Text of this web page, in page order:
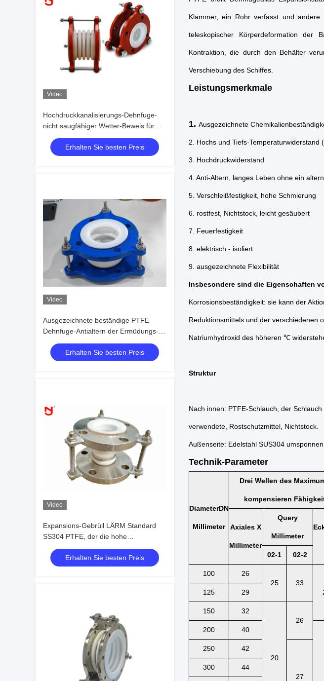
Video
Hochdruckkanalisierungs-Dehnfuge-
nicht saugfähiger Wetter-Beweis für
Erdölindustrie
Erhalten Sie besten Preis
Video
Ausgezeichnete beständige PTFE
Dehnfuge-Antialtern der Ermüdungs-
mit CER Zertifikat
Erhalten Sie besten Preis
Video
Expansions-Gebrüll LÄRM Standard
SS304 PTFE, der die hohe
Gummischmierung feuerbeständig
zeichnetErhalten Sie besten Preis
Klammer, ein Rohr verfasst und andere
teleskopischer Körperdeformation der
Kontraktion, die durch den Behälter
Verschiebung des Schiffes.
Leistungsmerkmale
1. Ausgezeichnete
2. Hochs und Tiefs-Temperaturwiderstand
3. Hochdruckwiderstand
4. Anti-Altern, langes Leben ohne ein
5. Verschleißfestigkeit, hohe Schmierung
6. rostfest, Nichtstock, leicht gesäubert
7. Feuerfestigkeit
8. elektrisch - isoliert
9. ausgezeichnete Flexibilität
Insbesondere sind die Eigenschaften
Korrosionsbeständigkeit: sie kann der
Reduktionsmittels und der verschiedenen
Natriumhydroxid des höheren ℃
Struktur
Nach innen: PTFE-Schlauch, der
verwendete, Rostschutzmittel, Nichtstock.
Außenseite: Edelstahl SUS304
Technik-Parameter
DiameterDN
Millimeter
Drei Wellen des
kompensieren
Axiales X
Millimeter
Query
Millimeter
02-1 02-2
100
26
25
33
125
29
150 32
20
26
200
40
250 42
27
300
44